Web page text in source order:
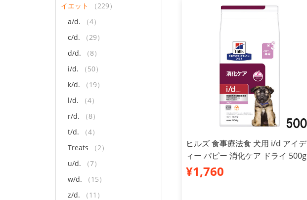
イエット
（229）
a/d.
（4）
c/d.
（29）
d/d.
（8）
i/d.
（50）
k/d.
（19）
l/d.
（4）
r/d.
（8）
t/d.
（4）
Treats
（2）
u/d.
（7）
w/d.
（15）
z/d.
（11）
ヒルズ 食事療法食 犬用 i/d アイデ
ィー パピー 消化ケア ドライ 500g
¥1,760